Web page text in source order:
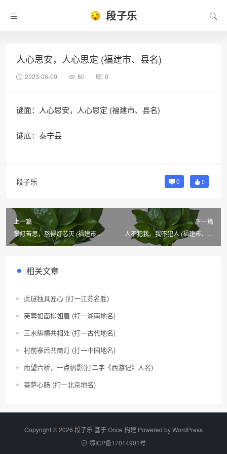
段子乐
人心思安，人心思定 (福建市、县名)
2023-06-09 80 0
谜面：人心思安，人心思定 (福建市、县名)
谜底：泰宁县
段子乐 0 0
上一篇
掌灯苦思，熬得灯芯灭 (福建市、
县名)
下一篇
人不犯我。我不犯人 (福建市、县
相关文章
此谜独具匠心 (打一江苏名胜)
芙蓉如面柳如眉 (打一湖南地名)
三水纵横共相处 (打一古代地名)
村前寨后共商灯 (打一中国地名)
南望六桥，一点帆影(打二字《西游记》人名)
菩萨心肠 (打一北京地名)
Copyright © 2026 段子乐 基于 Once 构建 Powered byWordPress
鄂ICP备17014901号